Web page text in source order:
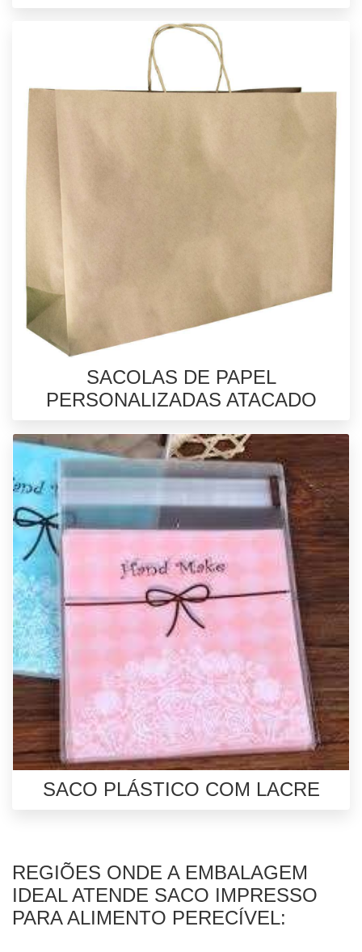
SACOLAS DE PAPEL
PERSONALIZADAS ATACADO
SACO PLÁSTICO COM LACRE
REGIÕES ONDE A EMBALAGEM
IDEAL ATENDE SACO IMPRESSO
PARA ALIMENTO PERECÍVEL: